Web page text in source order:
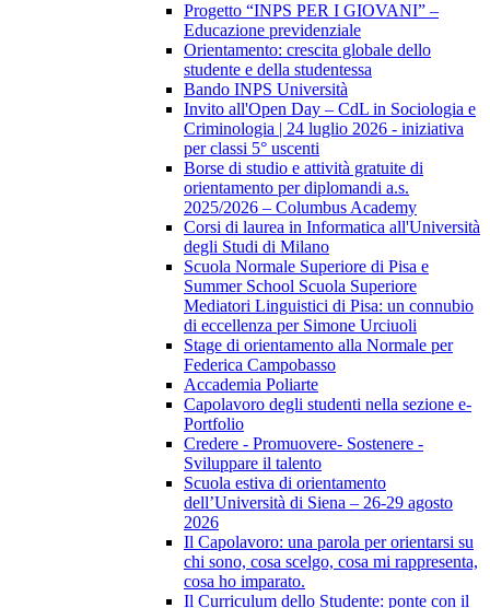
Progetto “INPS PER I GIOVANI” –
Educazione previdenziale
Orientamento: crescita globale dello
studente e della studentessa
Bando INPS Università
Invito all'Open Day – CdL in Sociologia e
Criminologia | 24 luglio 2026 - iniziativa
per classi 5° uscenti
Borse di studio e attività gratuite di
orientamento per diplomandi a.s.
2025/2026 – Columbus Academy
Corsi di laurea in Informatica all'Università
degli Studi di Milano
Scuola Normale Superiore di Pisa e
Summer School Scuola Superiore
Mediatori Linguistici di Pisa: un connubio
di eccellenza per Simone Urciuoli
Stage di orientamento alla Normale per
Federica Campobasso
Accademia Poliarte
Capolavoro degli studenti nella sezione e-
Portfolio
Credere - Promuovere- Sostenere -
Sviluppare il talento
Scuola estiva di orientamento
dell’Università di Siena – 26-29 agosto
2026
Il Capolavoro: una parola per orientarsi su
chi sono, cosa scelgo, cosa mi rappresenta,
cosa ho imparato.
Il Curriculum dello Studente: ponte con il